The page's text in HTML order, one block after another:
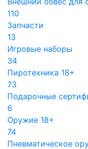
110
Запчасти
13
Игровые наборы
34
Пиротехника 18+
73
Подарочные
6
Оружие 18+
74
Пневматическое